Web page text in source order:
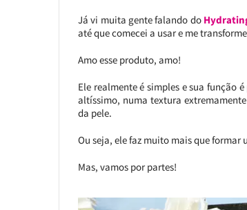
Já vi muita gente falando do
até que comecei a usar e me
Amo esse produto, amo!
Ele realmente é simples e sua função
altíssimo, numa textura
da pele.
Ou seja, ele faz muito mais que formar
Mas, vamos por partes!